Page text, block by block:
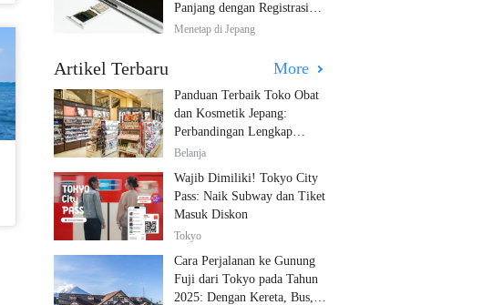
Panjang dengan Registrasi
Multibahasa!
Menetap di Jepang
Artikel Terbaru More
Panduan Terbaik Toko Obat
dan Kosmetik Jepang:
Perbandingan Lengkap
Diskon dari 12 Toko Farmasi
Belanja
Wajib Dimiliki! Tokyo City
Pass: Naik Subway dan Tiket
Masuk Diskon
Tokyo
Cara Perjalanan ke Gunung
Fuji dari Tokyo pada Tahun
2025: Dengan Kereta, Bus,